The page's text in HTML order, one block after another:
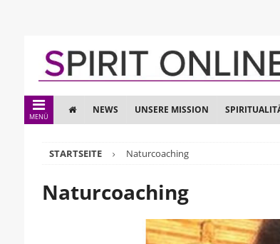
MENÜ
NEWS UNSERE MISSION
STARTSEITE Naturcoaching
Naturcoaching